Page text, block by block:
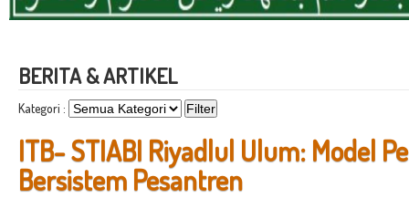
BERITA & ARTIKEL
Kategori :
ITB- STIABI Riyadlul Ulum: Model
Bersistem Pesantren